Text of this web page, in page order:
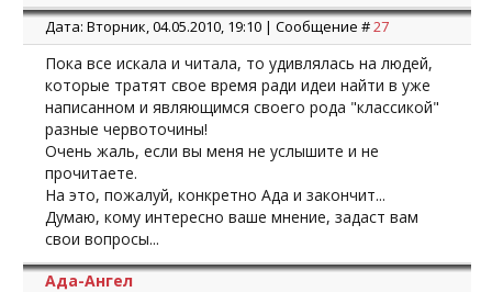
Дата: Вторник, 04.05.2010, 19:10 | Сообщение #27
Пока все искала и читала, то удивлялась на людей,
которые тратят свое время ради идеи найти в уже
написанном и являющимся своего рода "классикой"
разные червоточины!
Очень жаль, если вы меня не услышите и не
прочитаете.
На это, пожалуй, конкретно Ада и закончит...
Думаю, кому интересно ваше мнение, задаст вам
свои вопросы...
Ада-Ангел